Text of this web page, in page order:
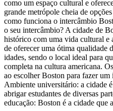
como um espaço cultural e
grande metrópole cheia de
como funciona o intercâmbio
o seu intercâmbio? A cidade de
histórico com uma vida cultural e
de oferecer uma ótima qualidade
idades, sendo o local ideal para
completa na cultura americana.
ao escolher Boston para fazer
Ambiente universitário: a cidade
abrigar estudantes de diversas
educação: Boston é a cidade que